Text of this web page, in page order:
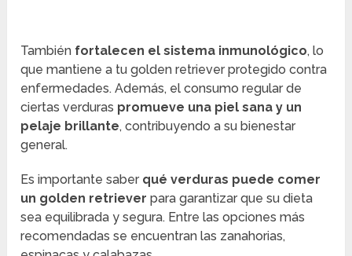
También fortalecen el sistema inmunológico, lo
que mantiene a tu golden retriever protegido contra
enfermedades. Además, el consumo regular de
ciertas verduras promueve una piel sana y un
pelaje brillante, contribuyendo a su bienestar
general.
Es importante saber qué verduras puede comer
un golden retriever para garantizar que su dieta
sea equilibrada y segura. Entre las opciones más
recomendadas se encuentran las zanahorias,